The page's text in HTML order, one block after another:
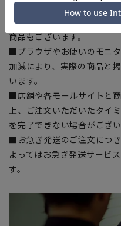
■サイズスペックは仕上が
部、商品現物におすすめサ
商品もございます。
■ブラウザやお使いのモニ
加減により、実際の商品と
います。
■店舗や各モールサイトと
上、ご注文いただいたタイ
を完了できない場合がござ
■お急ぎ発送のご注文につ
よってはお急ぎ発送サービ
す。